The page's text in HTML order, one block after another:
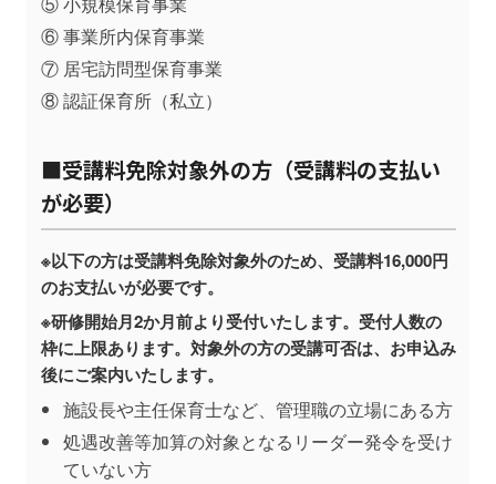
⑥ 事業所内保育事業
⑦ 居宅訪問型保育事業
⑧ 認証保育所（私立）
■受講料免除対象外の方（受講料の支払い
が必要）
※以下の方は受講料免除対象外のため、受講料16,000円
のお支払いが必要です。
※研修開始月2か月前より受付いたします。受付人数の
枠に上限あります。対象外の方の受講可否は、お申込み
後にご案内いたします。
施設長や主任保育士など、管理職の立場にある方
処遇改善等加算の対象となるリーダー発令を受け
ていない方